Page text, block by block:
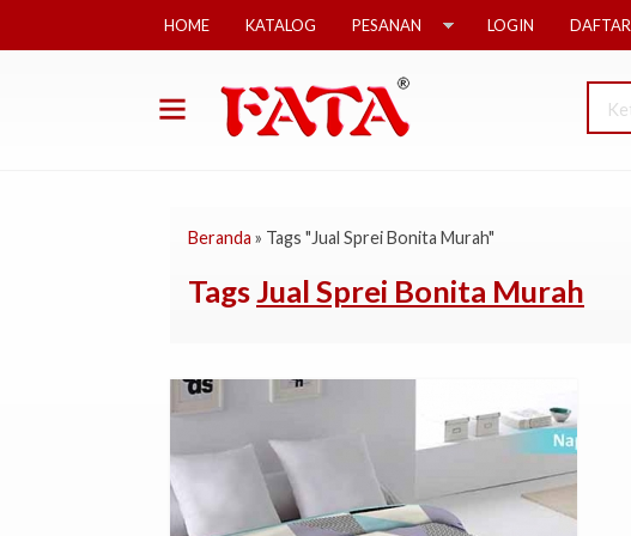
HOME KATALOG PESANAN LOGIN DAFTAR
Beranda » Tags "Jual Sprei Bonita Murah"
TagsJual Sprei Bonita Murah